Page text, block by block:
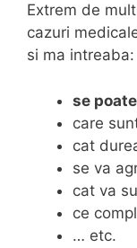
Extrem de
cazuri
si ma intreaba:
se
care
cat
se va
cat va
ce
… etc.